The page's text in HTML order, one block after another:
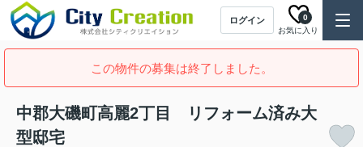
ログイン
お気に入り
0
この物件の募集は終了しました。
中郡大磯町高麗2丁目 リフォーム済み大
型邸宅